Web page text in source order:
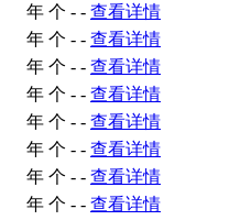
年 个 - - 查看详情
年 个 - - 查看详情
年 个 - - 查看详情
年 个 - - 查看详情
年 个 - - 查看详情
年 个 - - 查看详情
年 个 - - 查看详情
年 个 - - 查看详情